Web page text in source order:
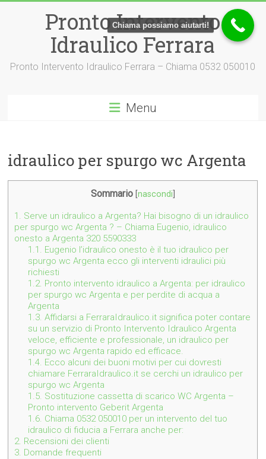
Pronto Intervento
Idraulico Ferrara
Pronto Intervento Idraulico Ferrara – Chiama 0532 050010
Menu
idraulico per spurgo wc Argenta
Sommario nascondi
1. Serve un idraulico a Argenta? Hai bisogno di un idraulico
per spurgo wc Argenta ? – Chiama Eugenio, idraulico
onesto a Argenta 320 5590333
1.1. Eugenio l’idraulico onesto è il tuo idraulico per
spurgo wc Argenta ecco gli interventi idraulici più
richiesti
1.2. Pronto intervento idraulico a Argenta: per idraulico
per spurgo wc Argenta e per perdite di acqua a
Argenta
1.3. Affidarsi a FerraraIdraulico.it significa poter contare
su un servizio di Pronto Intervento Idraulico Argenta
veloce, efficiente e professionale, un idraulico per
spurgo wc Argenta rapido ed efficace.
1.4. Ecco alcuni dei buoni motivi per cui dovresti
chiamare FerraraIdraulico.it se cerchi un idraulico per
spurgo wc Argenta
1.5. Sostituzione cassetta di scarico WC Argenta –
Pronto intervento Geberit Argenta
1.6. Chiama 0532 050010 per un intervento del tuo
idraulico di fiducia a Ferrara anche per:
2. Recensioni dei clienti
3. Domande frequenti
Chiama possiamo aiutarti!